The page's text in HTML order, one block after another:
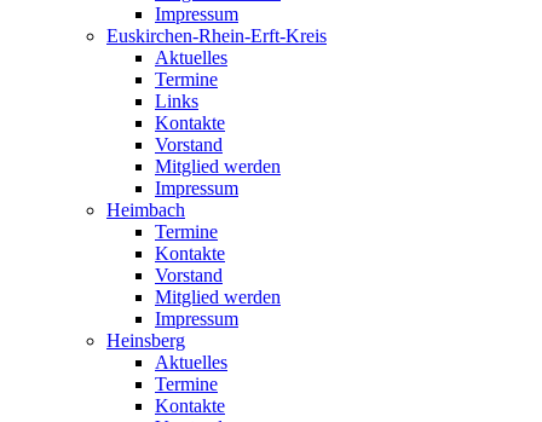
Impressum
Euskirchen-Rhein-Erft-Kreis
Aktuelles
Termine
Links
Kontakte
Vorstand
Mitglied werden
Impressum
Heimbach
Termine
Kontakte
Vorstand
Mitglied werden
Impressum
Heinsberg
Aktuelles
Termine
Kontakte